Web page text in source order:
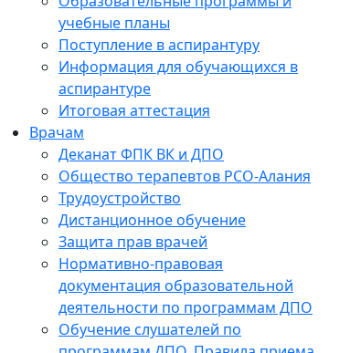
учебные планы
Поступление в аспирантуру
Информация для обучающихся в
аспирантуре
Итоговая аттестация
Врачам
Деканат ФПК ВК и ДПО
Общество терапевтов РСО-Алания
Трудоустройство
Дистанционное обучение
Защита прав врачей
Нормативно-правовая
документация образовательной
деятельности по программам ДПО
Обучение слушателей по